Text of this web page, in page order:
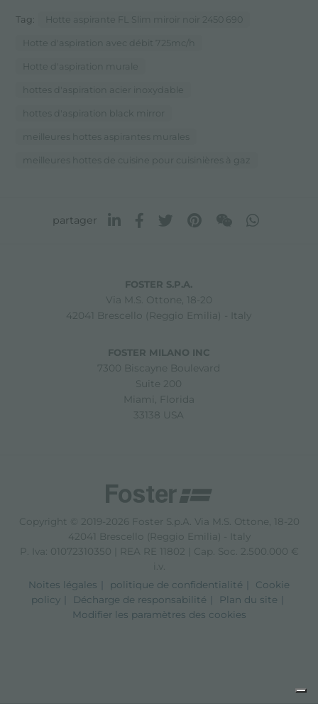
Tag: Hotte aspirante FL Slim miroir noir 2450 690
Hotte d'aspiration avec débit 725mc/h
Hotte d'aspiration murale
hottes d'aspiration acier inoxydable
hottes d'aspiration black mirror
meilleures hottes aspirantes murales
meilleures hottes de cuisine pour cuisinières à gaz
partager
FOSTER S.P.A.
Via M.S. Ottone, 18-20
42041 Brescello (Reggio Emilia) - Italy
FOSTER MILANO INC
7300 Biscayne Boulevard
Suite 200
Miami, Florida
33138 USA
Copyright © 2019-2026 Foster S.p.A. Via M.S. Ottone, 18-20
42041 Brescello (Reggio Emilia) - Italy
P. Iva: 01072310350 | REA RE 11802 | Cap. Soc. 2.500.000 €
i.v.
Noites légales
politique de confidentialité
Cookie
policy
Décharge de responsabilité
Plan du site
Modifier les paramètres des cookies